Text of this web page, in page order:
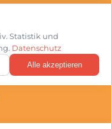
Statistik und
Datenschutz
Alle akzeptieren